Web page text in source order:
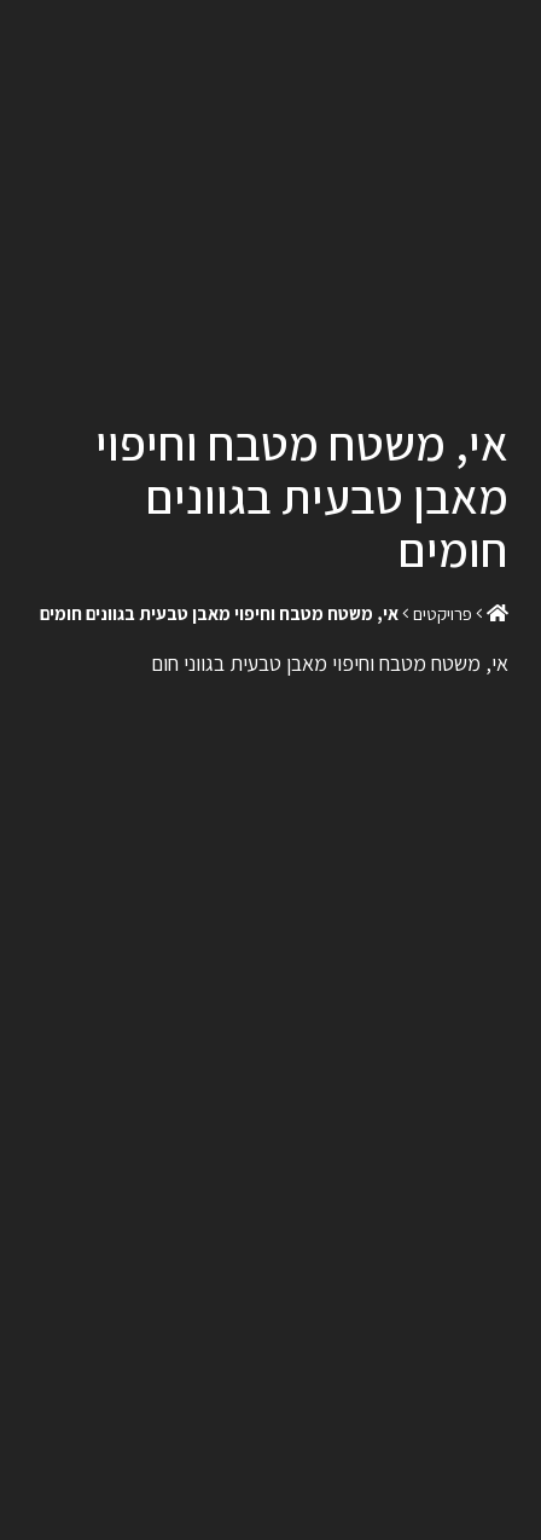
אי, משטח מטבח וחיפוי
מאבן טבעית בגוונים
חומים
פרויקטים אי, משטח מטבח וחיפוי מאבן טבעית בגוונים חומים
אי, משטח מטבח וחיפוי מאבן טבעית בגווני חום
רוצים לדעת יותר?